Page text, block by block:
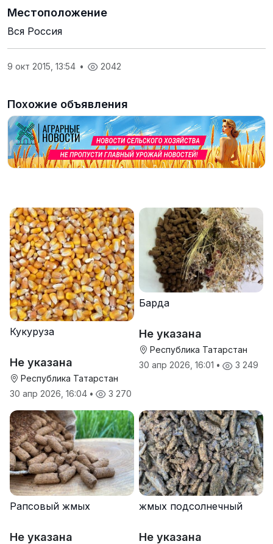
Местоположение
Вся Россия
9 окт 2015, 13:54 • 2042
Похожие объявления
Кукуруза
Не указана
Республика Татарстан
30 апр 2026, 16:04 • 3 270
Барда
Не указана
Республика Татарстан
30 апр 2026, 16:01 • 3 249
Рапсовый жмых
Не указана
жмых подсолнечный
Не указана